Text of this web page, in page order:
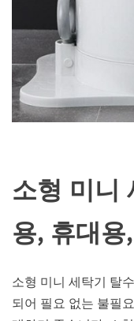
소형 미니
용, 휴대
소형 미니 세탁기 탈
되어 필요 없는 불필